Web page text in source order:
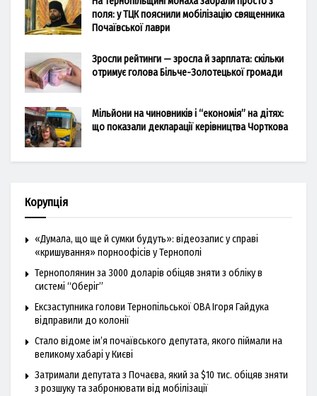
поля: у ТЦК пояснили мобілізацію священника
Почаївської лаври
Зросли рейтинги — зросла й зарплата: скільки
отримує голова Більче-Золотецької громади
Мільйони на чиновників і “економія” на дітях:
що показали декларації керівництва Чорткова
Корупція
«Думала, що ще й сумки будуть»: відеозапис у справі
«кришування» порноофісів у Тернополі
Тернополянин за 3000 доларів обіцяв зняти з обліку в
системі “Оберіг”
Ексзаступника голови Тернопільської ОВА Ігоря Гайдука
відправили до колонії
Стало відоме ім’я почаївського депутата, якого піймали на
великому хабарі у Києві
Затримали депутата з Почаєва, який за $10 тис. обіцяв зняти
з розшуку та забронювати від мобілізації